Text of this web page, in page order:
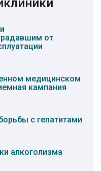
от
медицинском
кампания
с гепатитами
алкоголизма